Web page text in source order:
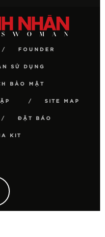
FOUNDER
SỬ DỤNG
BẢO MẬT
SITE MAP
ĐẶT BÁO
KIT